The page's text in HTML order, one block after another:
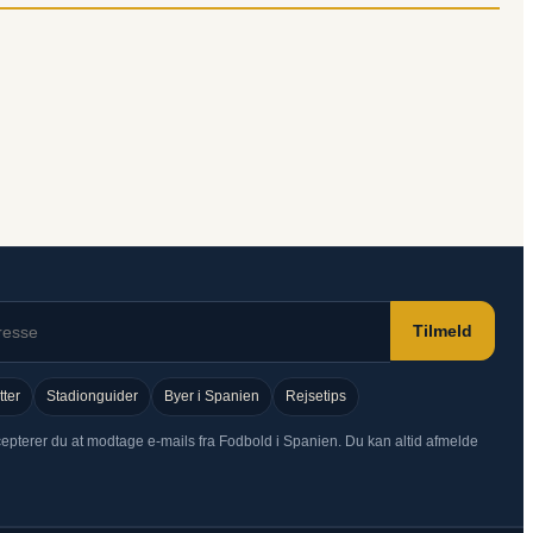
Tilmeld
Stadionguider Byer i Spanien Rejsetips
du at modtage e-mails fra Fodbold i Spanien. Du kan altid afmelde